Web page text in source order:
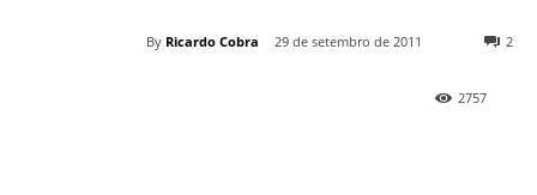
By Ricardo Cobra 29 de setembro de 2011 2
2757